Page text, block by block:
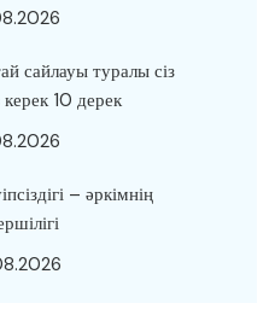
сайлауы туралы сіз
керек 10 дерек
– әркімнің